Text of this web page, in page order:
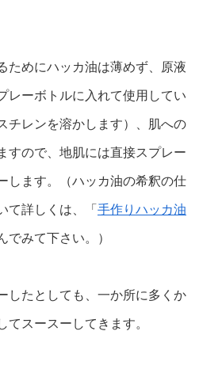
ためにハッカ油は薄めず、原液
レーボトルに入れて使用してい
チレンを溶かします）、肌への
すので、地肌には直接スプレー
します。（ハッカ油の希釈の仕
て詳しくは、「 手作りハッカ油
でみて下さい。）
したとしても、一か所に多くか
スースーしてきます。